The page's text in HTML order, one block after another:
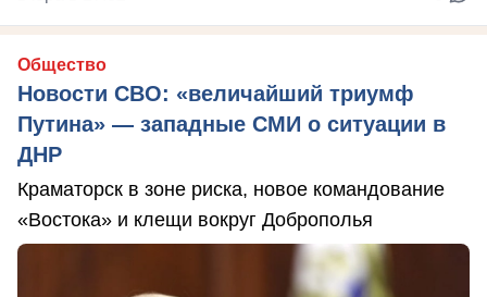
Общество
Новости СВО: «величайший триумф
Путина» — западные СМИ о ситуации в
ДНР
Краматорск в зоне риска, новое командование
«Востока» и клещи вокруг Доброполья